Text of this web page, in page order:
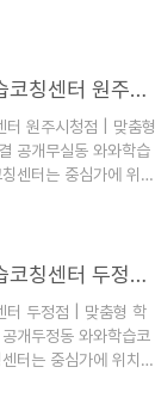
는 편리한 학습 공간
며 성장을 지원하는
아갈 수 있도록 최적
템을 갖추고 있습니
수업 방식 및 특징별내
의 학습 효과를 극대
맞는 맞..
원주 무실동 와와학습코칭센터 원주시청점 | 맞춤형 학습코칭으로 성적 향상 비결 공개
터 원주시청점 | 맞춤형
공개무실동 와와학습
센터는 중심가에 위치
는 편리한 학습 공간
며 성장을 지원하는
아갈 수 있도록 최적
템을 갖추고 있습니
수업 방식 및 특징무실
의 학습 효과를 극대
천안 두정동 와와학습코칭센터 두정점 | 맞춤형 학습코칭으로 성적 향상 비결 공개
터 두정점 | 맞춤형 학
개두정동 와와학습코
터는 중심가에 위치해
편리한 학습 공간입